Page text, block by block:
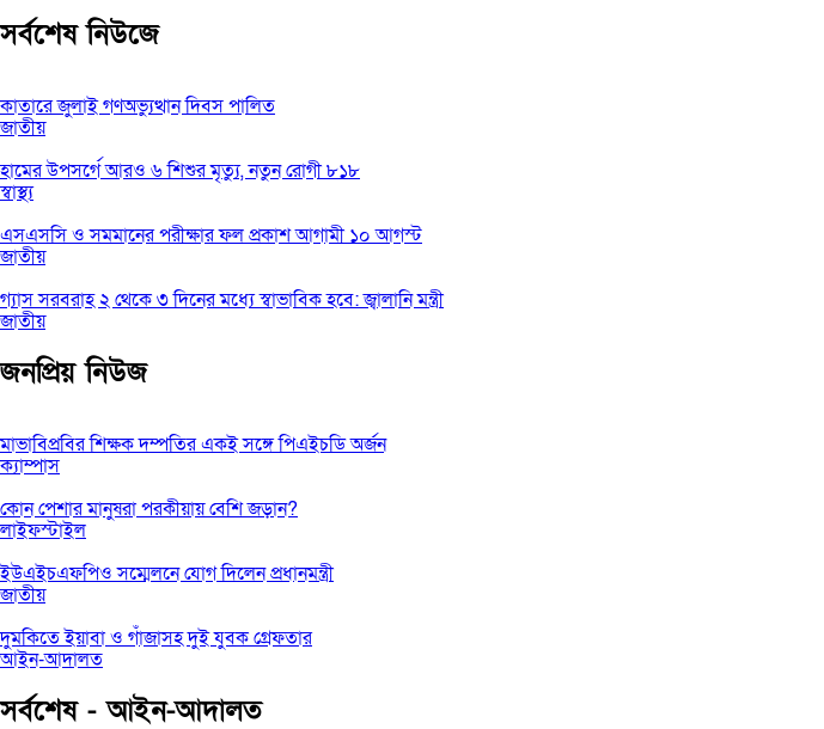
সর্বশেষ নিউজে
কাতারে জুলাই গণঅভ্যুত্থান দিবস পালিত
জাতীয়
হামের উপসর্গে আরও ৬ শিশুর মৃত্যু, নতুন রোগী ৮১৮
স্বাস্থ্য
এসএসসি ও সমমানের পরীক্ষার ফল প্রকাশ আগামী ১০ আগস্ট
জাতীয়
গ্যাস সরবরাহ ২ থেকে ৩ দিনের মধ্যে স্বাভাবিক হবে: জ্বালানি মন্ত্রী
জাতীয়
জনপ্রিয় নিউজ
মাভাবিপ্রবির শিক্ষক দম্পতির একই সঙ্গে পিএইচডি অর্জন
ক্যাম্পাস
কোন পেশার মানুষরা পরকীয়ায় বেশি জড়ান?
লাইফস্টাইল
ইউএইচএফপিও সম্মেলনে যোগ দিলেন প্রধানমন্ত্রী
জাতীয়
দুমকিতে ইয়াবা ও গাঁজাসহ দুই যুবক গ্রেফতার
আইন-আদালত
সর্বশেষ - আইন-আদালত